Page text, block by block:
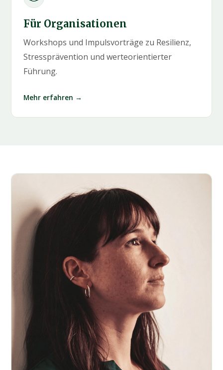
Für Organisationen
Workshops und Impulsvorträge zu Resilienz,
Stressprävention und werteorientierter
Führung.
Mehr erfahren →